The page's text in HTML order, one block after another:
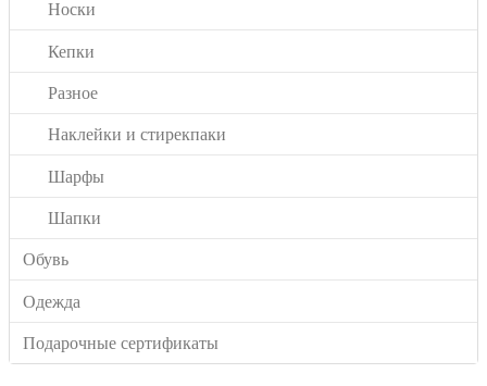
Носки
Кепки
Разное
Наклейки и стирекпаки
Шарфы
Шапки
Обувь
Одежда
Подарочные сертификаты